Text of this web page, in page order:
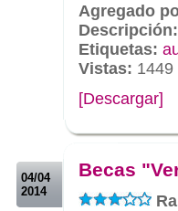
Agregado
Descripción:
Etiquetas:
Vistas: 1449
[Descargar]
04/04
2014
Becas